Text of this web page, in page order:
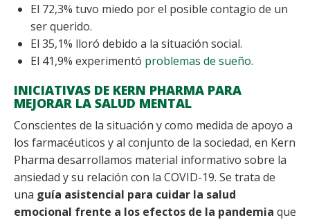
El 72,3% tuvo miedo por el posible contagio de un
ser querido.
El 35,1% lloró debido a la situación social.
El 41,9% experimentó problemas de sueño.
INICIATIVAS DE KERN PHARMA PARA
MEJORAR LA SALUD MENTAL
Conscientes de la situación y como medida de apoyo a
los farmacéuticos y al conjunto de la sociedad, en Kern
Pharma desarrollamos material informativo sobre la
ansiedad y su relación con la COVID-19. Se trata de
una guía asistencial para cuidar la salud
emocional frente a los efectos de la pandemia que